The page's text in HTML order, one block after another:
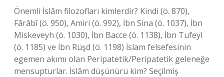
Önemli İslâm filozofları kimlerdir? Kindi (ö. 870),
Fârâbî (ö. 950), Amiri (ö. 992), İbn Sina (ö. 1037), İbn
Miskeveyh (ö. 1030), İbn Bacce (ö. 1138), İbn Tufeyl
(ö. 1185) ve İbn Rüşd (ö. 1198) İslam felsefesinin
egemen akımı olan Peripatetik/Peripatetik geleneğe
mensupturlar. İslâm düşünürü kim? Seçilmiş